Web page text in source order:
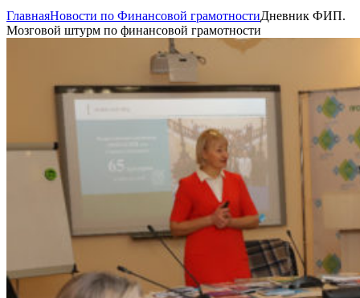
ГлавнаяНовости по Финансовой грамотностиДневник ФИП.
Мозговой штурм по финансовой грамотности